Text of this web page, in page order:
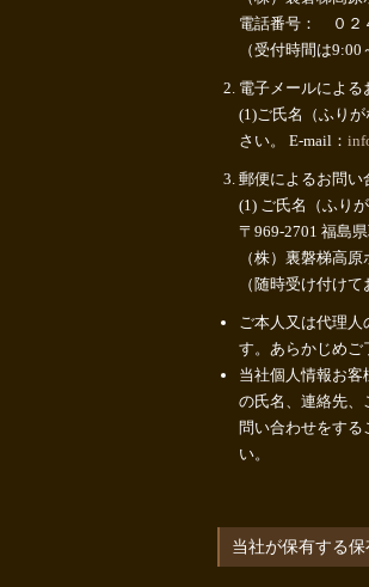
電話番号： ０２
（受付時間は
電子メールによる
(1)ご氏名（ふり
さい。 E-mail：
郵便によるお問い
(1) ご氏名（ふり
〒969-2701 福島
（株）裏磐梯高
（随時受け付け
ご本人又は代理人
す。あらかじめご
当社個人情報お
の氏名、連絡先、
問い合わせをす
い。
当社が保有する